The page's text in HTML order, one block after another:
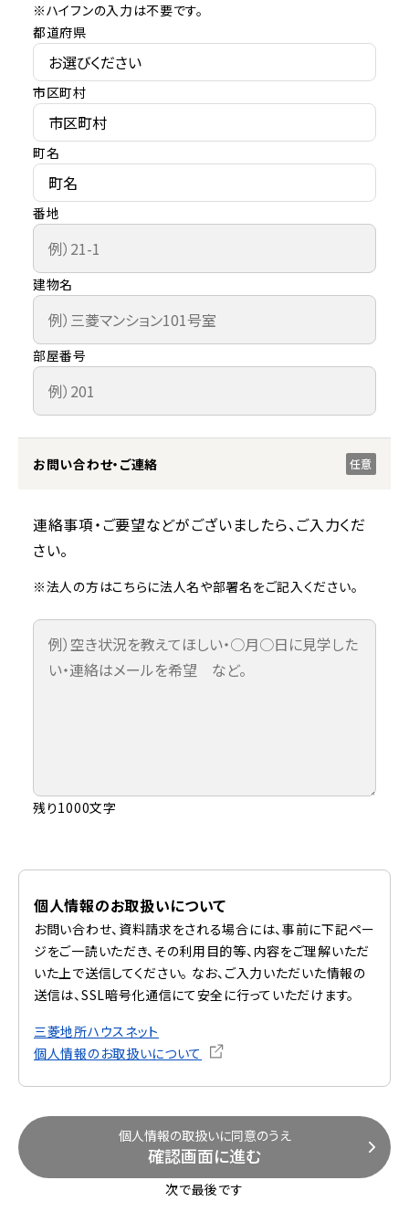
※ハイフンの入力は不要です。
都道府県
市区町村
町名
番地
建物名
部屋番号
お問い合わせ・ご連絡 任意
連絡事項・ご要望などがございましたら、ご入力くだ
さい。
※法人の方はこちらに法人名や部署名をご記入ください。
残り1000文字
個人情報のお取扱いについて
お問い合わせ、資料請求をされる場合には、事前に下記ペー
ジをご一読いただき、その利用目的等、内容をご理解いただ
いた上で送信してください。 なお、ご入力いただいた情報の
送信は、SSL暗号化通信にて安全に行っていただけます。
三菱地所ハウスネット
個人情報のお取扱いについて
個人情報の取扱いに同意のうえ
確認画面に進む
次で最後です